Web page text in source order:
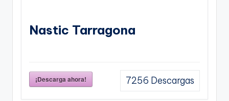
Nastic Tarragona
¡Descarga ahora! 7256 Descargas